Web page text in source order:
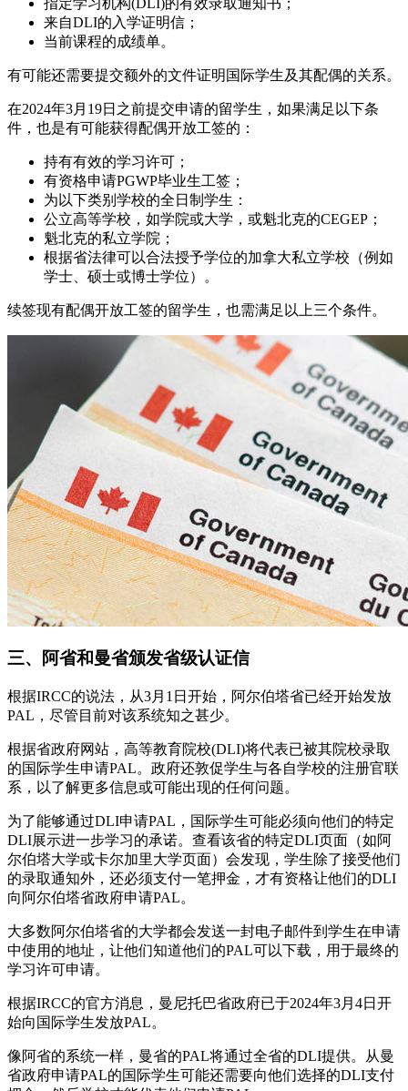
来自DLI的入学证明信；
当前课程的成绩单。
有可能还需要提交额外的文件证明国际学生及其配偶的关系。
在2024年3月19日之前提交申请的留学生，如果满足以下条
件，也是有可能获得配偶开放工签的：
持有有效的学习许可；
有资格申请PGWP毕业生工签；
为以下类别学校的全日制学生：
公立高等学校，如学院或大学，或魁北克的CEGEP；
魁北克的私立学院；
根据省法律可以合法授予学位的加拿大私立学校（例如
学士、硕士或博士学位）。
续签现有配偶开放工签的留学生，也需满足以上三个条件。
三、阿省和曼省颁发省级认证信
根据IRCC的说法，从3月1日开始，阿尔伯塔省已经开始发放
PAL，尽管目前对该系统知之甚少。
根据省政府网站，高等教育院校(DLI)将代表已被其院校录取
的国际学生申请PAL。政府还敦促学生与各自学校的注册官联
系，以了解更多信息或可能出现的任何问题。
为了能够通过DLI申请PAL，国际学生可能必须向他们的特定
DLI展示进一步学习的承诺。查看该省的特定DLI页面（如阿
尔伯塔大学或卡尔加里大学页面）会发现，学生除了接受他们
的录取通知外，还必须支付一笔押金，才有资格让他们的DLI
向阿尔伯塔省政府申请PAL。
大多数阿尔伯塔省的大学都会发送一封电子邮件到学生在申请
中使用的地址，让他们知道他们的PAL可以下载，用于最终的
学习许可申请。
根据IRCC的官方消息，曼尼托巴省政府已于2024年3月4日开
始向国际学生发放PAL。
像阿省的系统一样，曼省的PAL将通过全省的DLI提供。从曼
省政府申请PAL的国际学生可能还需要向他们选择的DLI支付